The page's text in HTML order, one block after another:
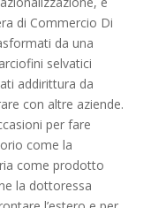
di Commercio Di
da una
selvatici
addirittura da
con altre aziende.
per fare
come la
come prodotto
la dottoressa